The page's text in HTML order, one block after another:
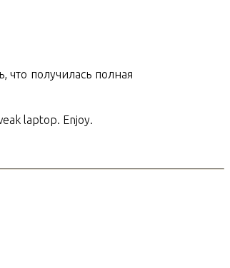
что получилась полная
laptop. Enjoy.